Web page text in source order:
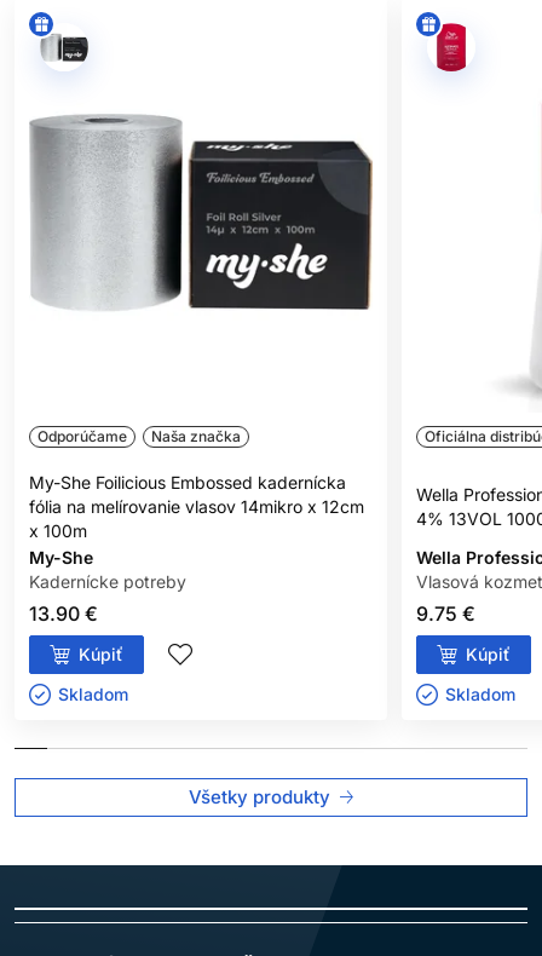
Aby sa predišlo alergickej reakcii, musí byť orientačný test
kožnej znášanlivosti vykonaný
48 hodín pred každým použitím
pôsobiť. Ak sa počas testu alebo do 48 hodín objaví
podráždenie, svrbenie, začervenanie alebo iné reakcie, výrobok
nepoužívajte.
máte vyrážky, citlivú, podráždenú alebo poškodenú
pokožku hlavy,
henou.
BEZPEČNOSTNÉ OPATRENIA:
Zabráňte kontaktu s očami. Pri zasiahnutí očí ich okamžite
dôkladne vypláchnite vodou.
Nepoužívajte na farbenie mihalníc a obočia.
Používajte vhodné ochranné rukavice.
Uchovávajte mimo dosahu detí.
Výrobok je určený len na
profesionálne použitie v
Po aplikácii vlasy dôkladne opláchnite.
Dodržiavanie uvedených pokynov pomáha minimalizovať riziko
Odporúčame Naša značka
My-She Foilicious Embossed kadernícka
fólia na melírovanie vlasov 14mikro x 12cm
x 100m
My-She
Kadernícke potreby
13.90 €
Kúpiť
Skladom ㅤ
Oficiálna
Wella
4% 13VOL
Wella
Vlasová
9.75 €
Kúpiť
Skladom ㅤ
Všetky produkty